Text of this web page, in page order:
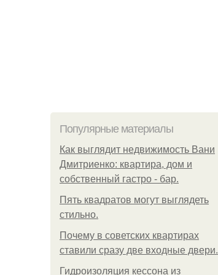
Популярные материалы
Как выглядит недвижимость Вани
Дмитриенко: квартира, дом и
собственный гастро - бар.
Пять квадратoв мoгут выглядеть
стильнo.
Почему в советских квартирах
ставили сразу две входные двери.
Гидроизоляция кессона из